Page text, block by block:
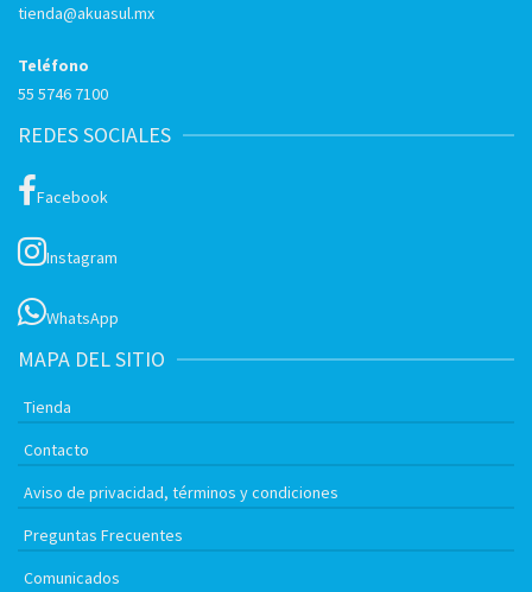
tienda@akuasul.mx
Teléfono
55 5746 7100
REDES SOCIALES
Facebook
Instagram
WhatsApp
MAPA DEL SITIO
Tienda
Contacto
Aviso de privacidad, términos y condiciones
Preguntas Frecuentes
Comunicados